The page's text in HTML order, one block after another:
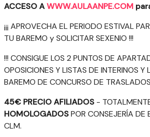
ACCESO AWWW.AULAANPE.COM
¡¡¡ APROVECHA EL PERIODO ESTIVAL
TU BAREMO y SOLICITAR SEXENIO !!!
!!! CONSIGUE LOS 2 PUNTOS DE
OPOSICIONES Y LISTAS DE INTERINOS Y
BAREMO DE CONCURSO DE
45€ PRECIO AFILIADOS -
HOMOLOGADOSPOR CONSEJERÍA DE
CLM.